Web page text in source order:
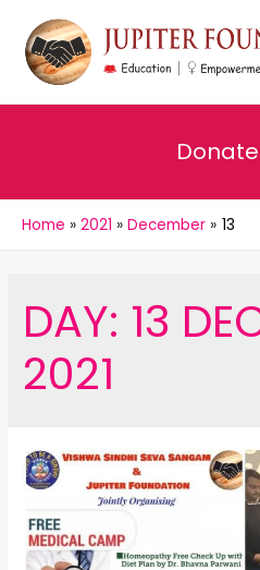
Home 2021 December 13
DAY: 13
2021